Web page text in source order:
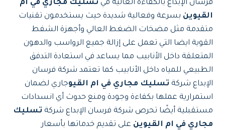
فرسان الإبداع بالكفاءة العالية في تسليك مجاري في ام
القيوين بسرعة وفعالية شديدة حيث يستخدمون تقنيات
متقدمة مثل مضخات الضغط العالي وأجهزة الشفط
القوية ايضا التي تعمل على إزالة جميع الرواسب والدهون
المتعلقة داخل الأنابيب مما يساعد في استعادة التدفق
الطبيعي للمياه داخل الأنابيب كما تعتمد شركة فرسان
الإبداع شركة تسليك مجاري في ام القيوجاري لضمان
استمرارية عملها بكفاءة وجودة ومنع حدوث أي انسدادات
مستقبلية أيضًا تحرص شركة فرسان الإبداع شركة تسليك
مجاري في ام القيوين على تقديم خدماتها بأسعار